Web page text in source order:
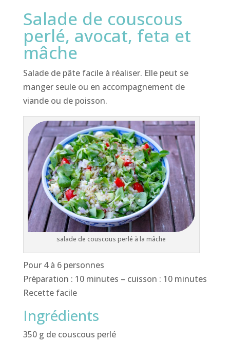
Salade de couscous
perlé, avocat, feta et
mâche
Salade de pâte facile à réaliser. Elle peut se
manger seule ou en accompagnement de
viande ou de poisson.
salade de couscous perlé à la mâche
Pour 4 à 6 personnes
Préparation : 10 minutes – cuisson : 10 minutes
Recette facile
Ingrédients
350 g de couscous perlé